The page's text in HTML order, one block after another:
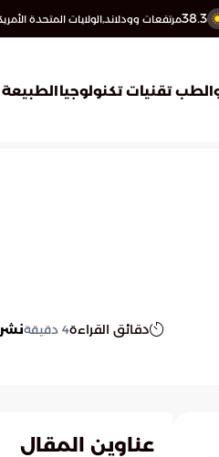
38.3مرتفعات وودلاند,الولايات المتحدة
تقنيات تكنولوجيا
دقائق القراءة4 دقيقة
عناوين المقال